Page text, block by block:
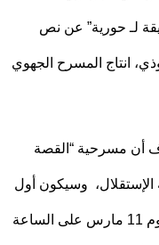
حورية” عن نص
المسرح الجهوي
مسرحية “القصة
وسيكون أول
عرض خاص بالستينية بالمسرح الوطني يوم 11 مارس على الساعة